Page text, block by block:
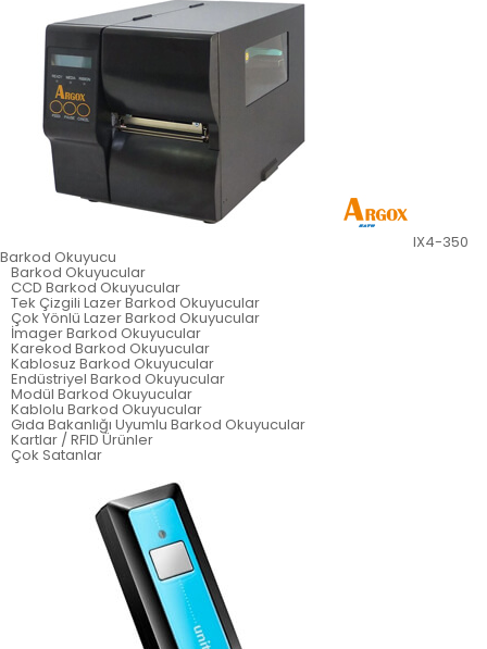
IX4-350
Barkod Okuyucu
Barkod Okuyucular
CCD Barkod Okuyucular
Tek Çizgili Lazer Barkod Okuyucular
Çok Yönlü Lazer Barkod Okuyucular
İmager Barkod Okuyucular
Karekod Barkod Okuyucular
Kablosuz Barkod Okuyucular
Endüstriyel Barkod Okuyucular
Modül Barkod Okuyucular
Kablolu Barkod Okuyucular
Gıda Bakanlığı Uyumlu Barkod Okuyucular
Kartlar / RFID Ürünler
Çok Satanlar